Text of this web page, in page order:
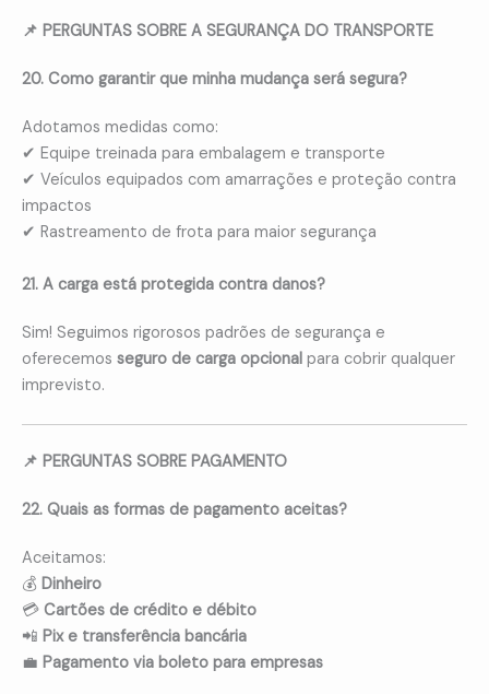
📌 PERGUNTAS SOBRE A SEGURANÇA DO TRANSPORTE
20. Como garantir que minha mudança será segura?
Adotamos medidas como:
✔ Equipe treinada para embalagem e transporte
✔ Veículos equipados com amarrações e proteção contra
impactos
✔ Rastreamento de frota para maior segurança
21. A carga está protegida contra danos?
Sim! Seguimos rigorosos padrões de segurança e
oferecemos seguro de carga opcional para cobrir qualquer
imprevisto.
📌 PERGUNTAS SOBRE PAGAMENTO
22. Quais as formas de pagamento aceitas?
Aceitamos:
💰 Dinheiro
💳 Cartões de crédito e débito
📲 Pix e transferência bancária
💼 Pagamento via boleto para empresas